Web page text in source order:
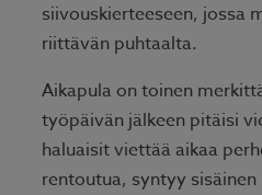
siivouskierteeseen, jossa
riittävän puhtaalta.
Aikapula on toinen
työpäivän jälkeen pitäisi
haluaisit viettää aikaa
rentoutua, syntyy